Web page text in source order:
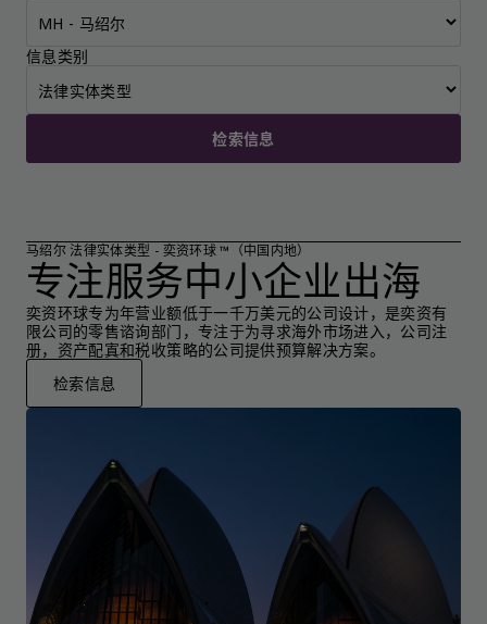
信息类别
检索信息
马绍尔 法律实体类型 - 奕资环球 ™（中国内地）
专注服务中小企业出海
奕资环球专为年营业额低于一千万美元的公司设计，是奕资有
限公司的零售谘询部门，专注于为寻求海外市场进入，公司注
册，资产配寘和税收策略的公司提供预算解决方案。
检索信息